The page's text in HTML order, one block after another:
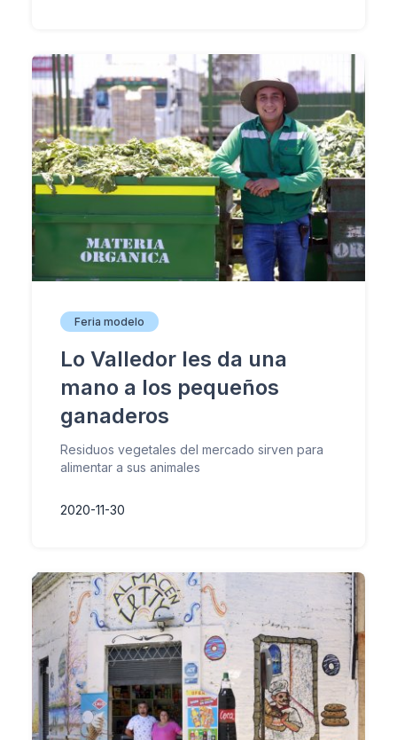
Feria modelo
Lo Valledor les da una
mano a los pequeños
ganaderos
Residuos vegetales del mercado sirven para
alimentar a sus animales
2020-11-30